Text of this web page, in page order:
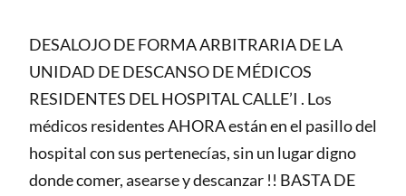
DESALOJO DE FORMA ARBITRARIA DE LA
UNIDAD DE DESCANSO DE MÉDICOS
RESIDENTES DEL HOSPITAL CALLE’I . Los
médicos residentes AHORA están en el pasillo del
hospital con sus pertenecías, sin un lugar digno
donde comer, asearse y descanzar !! BASTA DE